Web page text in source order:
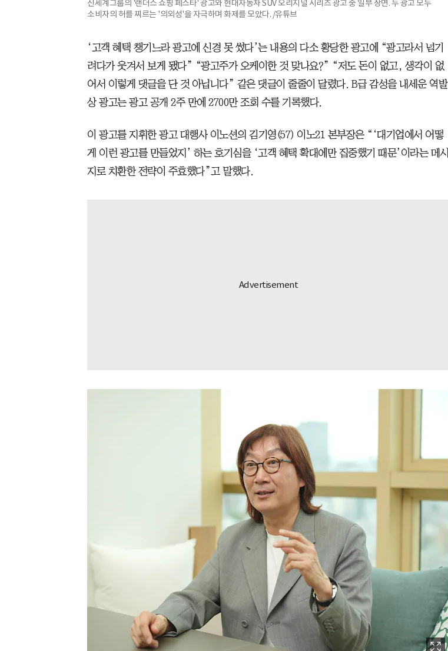
신세계그룹의 '랜더스 쇼핑 페스타' 광고와 현대자동차 SUV 오리지널 시리즈 광고 중 일부 장면. 두 광고 모두
소비자의 허를 찌르는 '의외성'을 자극하며 화제를 모았다. /유튜브
‘고객 혜택 챙기느라 광고에 신경 못 썼다’는 내용의 다소 황당한 광고에 “광고라서 넘기
려다가 웃겨서 보게 됐다” “광고주가 오케이한 것 맞나요?” “저도 돈이 없고, 생각이 없
어서 이렇게 댓글을 단 것 아닙니다” 같은 댓글이 줄줄이 달렸다. B급 감성을 내세운 역발
상 광고는 광고 공개 2주 만에 2700만 조회 수를 기록했다.
이 광고를 지휘한 광고 대행사 이노션의 김기영(57) 이노21 본부장은 “‘대기업에서 어떻
게 이런 광고를 만들었지’ 하는 호기심을 ‘고객 혜택 확대에만 집중했기 때문’이라는 메시
지로 치환한 전략이 주효했다”고 말했다.